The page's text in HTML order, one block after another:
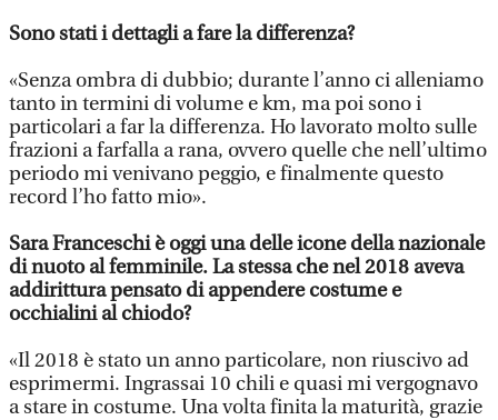
Sono stati i dettagli a fare la differenza?
«Senza ombra di dubbio; durante l’anno ci alleniamo
tanto in termini di volume e km, ma poi sono i
particolari a far la differenza. Ho lavorato molto sulle
frazioni a farfalla a rana, ovvero quelle che nell’ultimo
periodo mi venivano peggio, e finalmente questo
record l’ho fatto mio».
Sara Franceschi è oggi una delle icone della nazionale
di nuoto al femminile. La stessa che nel 2018 aveva
addirittura pensato di appendere costume e
occhialini al chiodo?
«Il 2018 è stato un anno particolare, non riuscivo ad
esprimermi. Ingrassai 10 chili e quasi mi vergognavo
a stare in costume. Una volta finita la maturità, grazie